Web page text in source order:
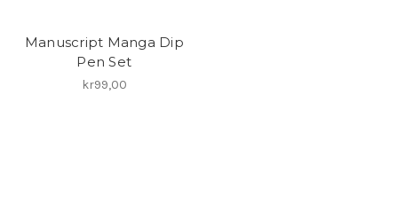
Manuscript Manga Dip
Pen Set
kr99,00